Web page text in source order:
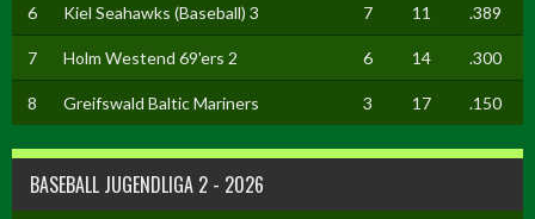
6 Kiel Seahawks (Baseball) 3 7 11 .389
7 Holm Westend 69'ers 2 6 14 .300
8 Greifswald Baltic Mariners 3 17 .150
BASEBALL JUGENDLIGA 2 - 2026